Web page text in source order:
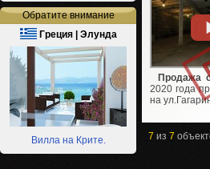
Обратите внимание
Греция | Элунда
Вилла на Крите.
Продажа
2020 года
на
7 из 7